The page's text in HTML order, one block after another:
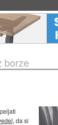
borze
, da si